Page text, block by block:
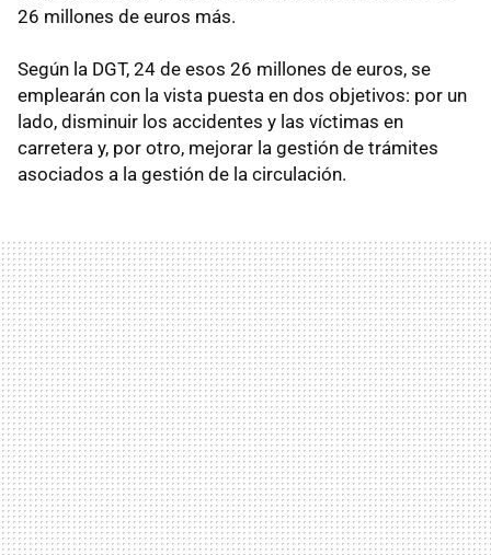
26 millones de euros más.
Según la DGT, 24 de esos 26 millones de euros, se
emplearán con la vista puesta en dos objetivos: por un
lado, disminuir los accidentes y las víctimas en
carretera y, por otro, mejorar la gestión de trámites
asociados a la gestión de la circulación.